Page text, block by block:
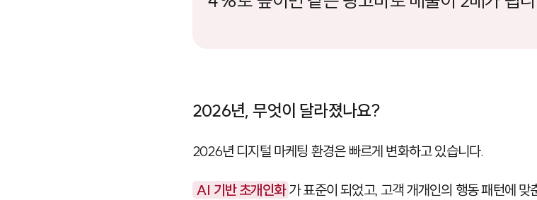
2026년, 무엇이 달라졌나요?
2026년 디지털 마케팅 환경은 빠르게 변화하고 있습니다.
AI 기반 초개인화 가 표준이 되었고, 고객 개개인의 행동 패턴에